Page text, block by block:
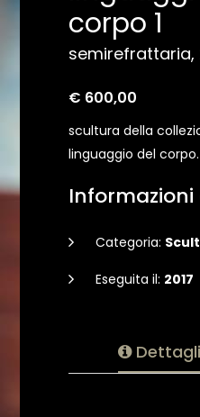
corpo 1
semirefrattaria,
€ 600,00
scultura della
linguaggio del corpo.
Categoria:
Eseguita il: 2017